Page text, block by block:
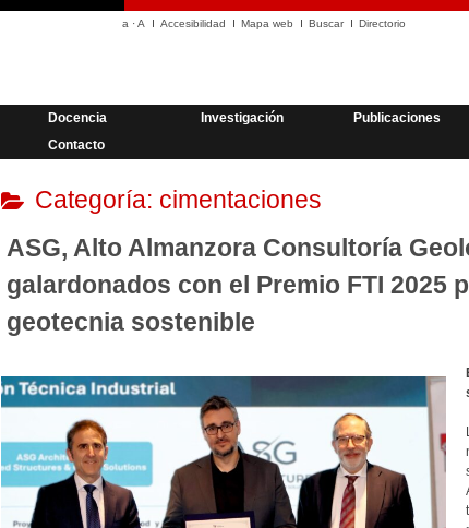
a ·A Accesibilidad Mapa web Buscar Directorio
Docencia Investigación Publicaciones
Contacto
Categoría: cimentaciones
ASG, Alto Almanzora Consultoría
galardonados con el Premio FTI 2025
geotecnia sostenible